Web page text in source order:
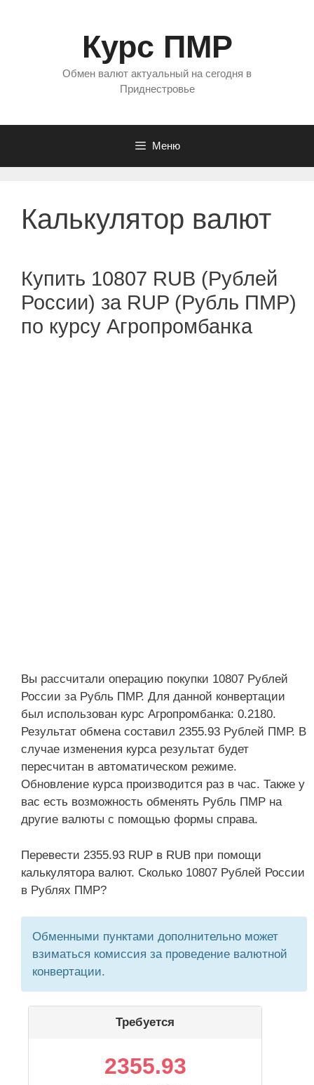
Курс ПМР
Обмен валют актуальный на сегодня в
Приднестровье
Меню
Калькулятор валют
Купить 10807 RUB (Рублей
России) за RUP (Рубль ПМР)
по курсу Агропромбанка
Вы рассчитали операцию покупки 10807 Рублей
России за Рубль ПМР. Для данной конвертации
был использован курс Агропромбанка: 0.2180.
Результат обмена составил 2355.93 Рублей ПМР. В
случае изменения курса результат будет
пересчитан в автоматическом режиме.
Обновление курса производится раз в час. Также у
вас есть возможность обменять Рубль ПМР на
другие валюты с помощью формы справа.
Перевести 2355.93 RUP в RUB при помощи
калькулятора валют. Сколько 10807 Рублей России
в Рублях ПМР?
Обменными пунктами дополнительно может
взиматься комиссия за проведение валютной
конвертации.
Требуется
2355.93